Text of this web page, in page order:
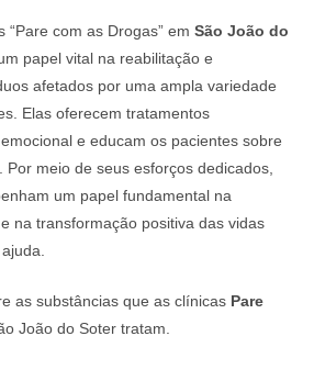
“Pare com as Drogas” em São João do
papel vital na reabilitação e
afetados por uma ampla variedade
Elas oferecem tratamentos
e educam os pacientes sobre
meio de seus esforços dedicados,
um papel fundamental na
na transformação positiva das vidas
as substâncias que as clínicas Pare
João do Soter tratam.